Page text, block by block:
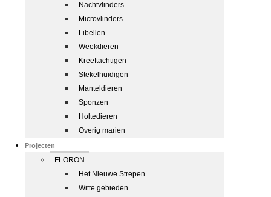
Nachtvlinders
Microvlinders
Libellen
Weekdieren
Kreeftachtigen
Stekelhuidigen
Manteldieren
Sponzen
Holtedieren
Overig marien
Projecten
FLORON
Het Nieuwe Strepen
Witte gebieden